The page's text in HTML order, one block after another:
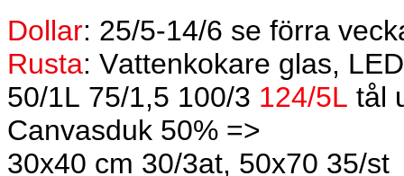
Dollar: 25/5-14/6 se förra
Rusta: Vattenkokare glas,
50/1L 75/1,5 100/3 124/5L tål
Canvasduk 50% =>
30x40 cm 30/3at, 50x70 35/st